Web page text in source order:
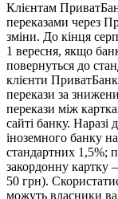
Клієнтам
переказами через
зміни. До кінця
1 вересня, якщо
повернуться до
клієнти
перекази за
перекази між
сайті банку. Наразі
іноземного банку
стандартних 1,5%;
закордонну картку
50 грн).
можуть власники